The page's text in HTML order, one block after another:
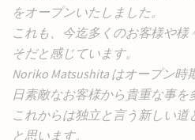
をオープンいたしました。
これも、今迄多くのお客様や様
そだと感じています。
Noriko Matsushita はオープン
日素敵なお客様から貴重な事を
これからは独立と言う新しい
と思います。